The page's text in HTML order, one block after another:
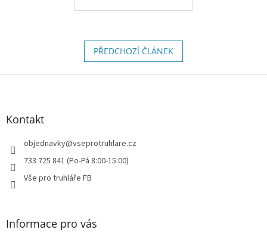
PŘEDCHOZÍ ČLÁNEK
Z
Kontakt
objednavky@vseprotruhlare.cz
733 725 841 (Po-Pá 8:00-15:00)
Vše pro truhláře FB
Informace pro vás